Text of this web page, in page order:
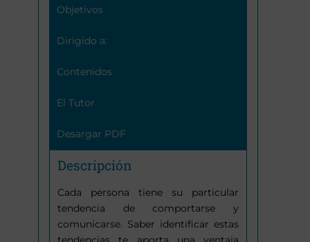
Objetivos
Dirigido a:
Contenidos
El Tutor
Desargar PDF
Descripción
Cada persona tiene su particular
tendencia de comportarse y
comunicarse. Saber identificar estas